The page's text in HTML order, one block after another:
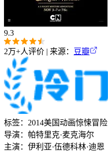
9.3
2万+人评价 | 来源： 豆瓣
标签： 2014美国动画惊悚冒险
导演： 帕特里克·麦克海尔
主演： 伊利亚·伍德科林·迪恩